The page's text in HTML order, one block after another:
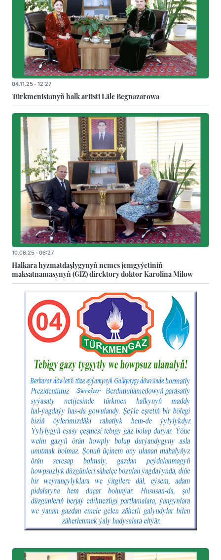
04.11.25 - 12:27
Türkmenistanyň halk artisti Läle Begnazarowa
10.06.25 - 06:27
Halkara hyzmatdaşlygynyň nemes jemgyýetiniň
maksatnamasynyň (GIZ) direktory doktor Karolina Milow